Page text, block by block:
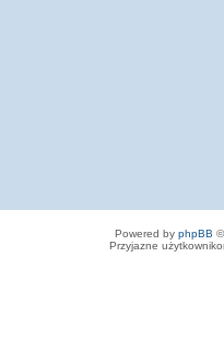
Powered by phpBB
Przyjazne